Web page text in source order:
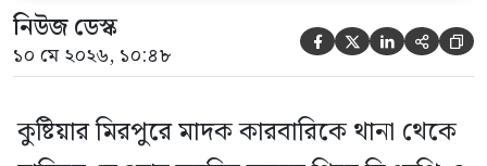
নিউজ ডেস্ক
১০ মে ২০২৬, ১০:৪৮     
কুষ্টিয়ার মিরপুরে মাদক কারবারিকে থানা থেকে